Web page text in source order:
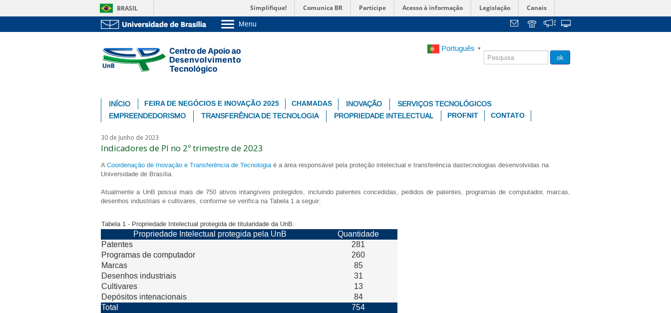
BRASIL Simplifique! Comunica BR Participe Acesso à informação Legislação Canais
Menu
Unidades acadêmicas
Estude na UnB
Português ▼
Chamada
Pública
ok
INÍCIO FEIRA DE NEGÓCIOS E INOVAÇÃO 2025 CHAMADAS INOVAÇÃO
SERVIÇOS TECNOLÓGICOS
EMPREENDEDORISMO
TRANSFERÊNCIA DE TECNOLOGIA PROPRIEDADE INTELECTUAL PROFNIT CONTATO
30 de Junho de 2023
Indicadores de PI no 2º trimestre de 2023
ACoordenação de Inovação e Transferência de Tecnologiaé a área responsável pela proteção intelectual e transferência dastecnologias desenvolvidas na
Universidade de Brasília.
Atualmente a UnB possui mais de 750 ativos intangíveis protegidos, incluindo patentes concedidas, pedidos de patentes, programas de computador, marcas,
desenhos industriais e cultivares, conforme se verifica na Tabela 1 a seguir:
Tabela 1 - Propriedade Intelectual protegida de titularidade da UnB.
Propriedade Intelectual protegida pela UnB
Quantidade
Patentes
281
Programas de computador
260
Marcas
85
Desenhos industriais
31
Cultivares
13
Depósitos intenacionais
84
Total
754